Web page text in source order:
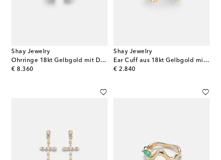
Shay Jewelry
Ohrringe 18kt Gelbgold mit Diamanten
€ 8.360
original price
Shay Jewelry
Ear Cuff aus 18kt Gelbgold mit Diamanten
€ 2.840
original price